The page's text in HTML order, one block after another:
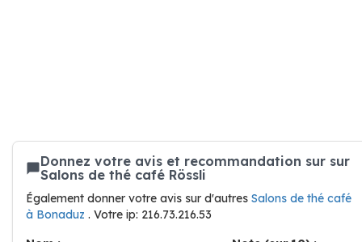
Donnez votre avis et recommandation sur sur
Salons de thé café Rössli
Également donner votre avis sur d'autres Salons de thé café
à Bonaduz . Votre ip: 216.73.216.53